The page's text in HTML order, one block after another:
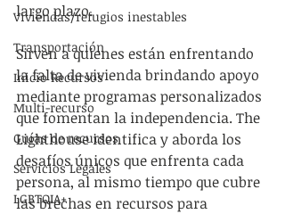
Viviendas/refugios inestables
Transportación
Inicio Recursos
Multi-recurso
Guías de recursos
Servicios Legales
LGBTQIA+
largo plazo.
Sirven a quienes están enfrentando
la falta de vivienda brindando apoyo
mediante programas personalizados
que fomentan la independencia. The
Lighthouse identifica y aborda los
desafíos únicos que enfrenta cada
persona, al mismo tiempo que cubre
las brechas en recursos para